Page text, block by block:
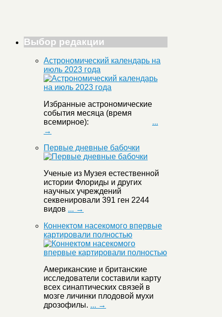
Выбор редакции
Астрономический календарь на
июль 2023 года
Избранные астрономические
события месяца (время
всемирное): ...
→
Первые дневные бабочки
Ученые из Музея естественной
истории Флориды и других
научных учреждений
секвенировали 391 ген 2244
видов ... →
Коннектом насекомого впервые
картировали полностью
Американские и британские
исследователи составили карту
всех синаптических связей в
мозге личинки плодовой мухи
дрозофилы. ... →